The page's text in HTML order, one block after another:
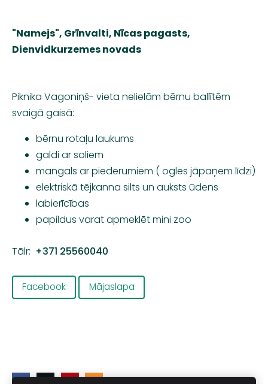
"Namejs", Grīnvalti, Nīcas pagasts,
Dienvidkurzemes novads
Piknika Vagoniņš- vieta nelielām bērnu ballītēm
svaigā gaisā:
bērnu rotaļu laukums
galdi ar soliem
mangals ar piederumiem ( ogles jāpaņem līdzi)
elektriskā tējkanna silts un auksts ūdens
labierīcības
papildus varat apmeklēt mini zoo
Tālr: +371 25560040
Facebook Mājaslapa